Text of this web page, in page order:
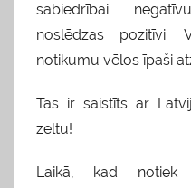
sabiedrībai
noslēdzas pozitīvi.
notikumu vēlos īpaši
Tas ir saistīts ar
zeltu!
Laikā, kad notiek